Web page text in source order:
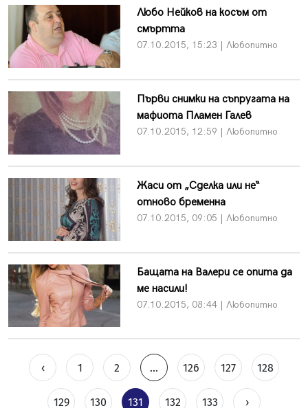
Любо Нейков на косъм от
смъртта
07.10.2015, 15:23 | Любопитно
Първи снимки на съпругата на
мафиота Пламен Галев
07.10.2015, 12:59 | Любопитно
Жаси от „Сделка или не“
отново бременна
07.10.2015, 09:05 | Любопитно
Бащата на Валери се опита да
ме насили!
07.10.2015, 08:44 | Любопитно
‹ 1 2 ... 126 127 128
129 130 131 132 133 ›